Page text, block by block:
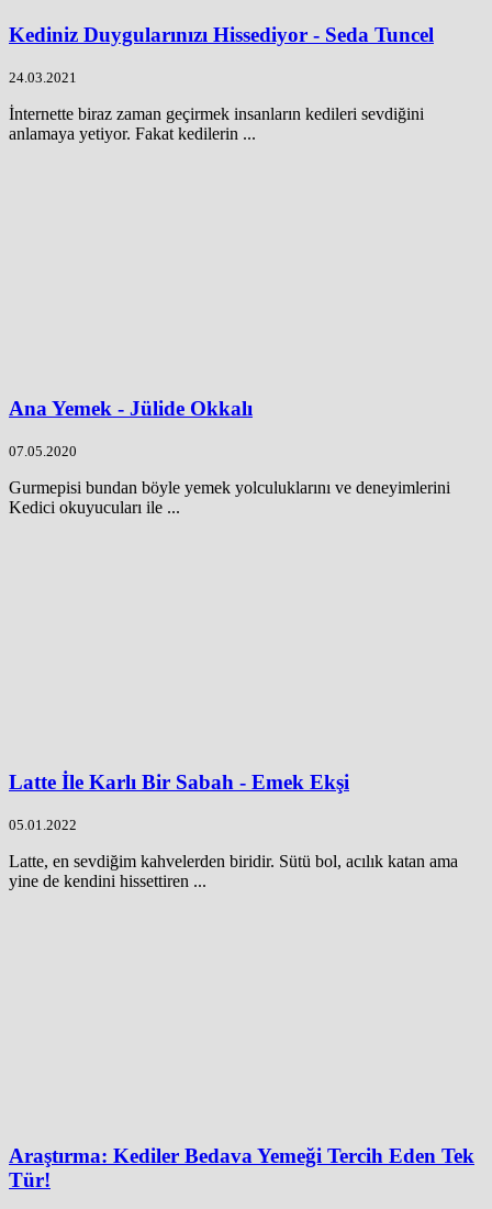
Kediniz Duygularınızı Hissediyor - Seda Tuncel
24.03.2021
İnternette biraz zaman geçirmek insanların kedileri sevdiğini
anlamaya yetiyor. Fakat kedilerin ...
Ana Yemek - Jülide Okkalı
07.05.2020
Gurmepisi bundan böyle yemek yolculuklarını ve deneyimlerini
Kedici okuyucuları ile ...
Latte İle Karlı Bir Sabah - Emek Ekşi
05.01.2022
Latte, en sevdiğim kahvelerden biridir. Sütü bol, acılık katan ama
yine de kendini hissettiren ...
Araştırma: Kediler Bedava Yemeği Tercih Eden Tek
Tür!